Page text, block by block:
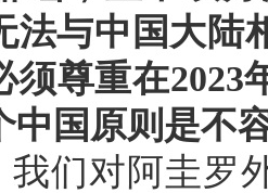
法与中国大陆
须尊重在
中国原则是不
我们对阿圭罗